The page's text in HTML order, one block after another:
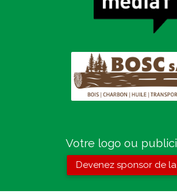
Votre logo ou
Devenez sponsor de la